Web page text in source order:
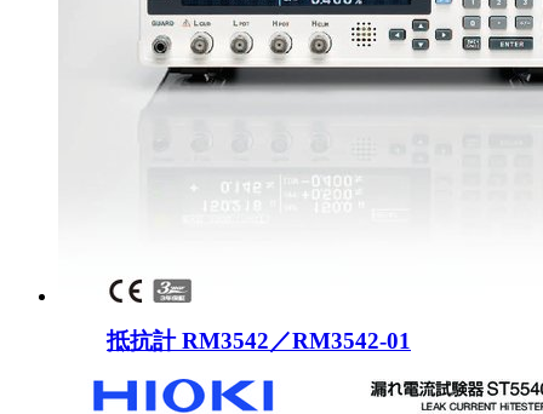
抵抗計 RM3542／RM3542-01